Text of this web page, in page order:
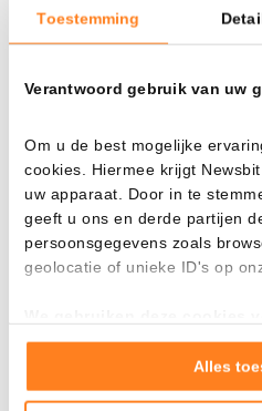
Toestemming
Verantwoord gebruik van uw
Om u de best mogelijke
cookies. Hiermee krijgt
uw apparaat. Door in te
geeft u ons en derde partijen
persoonsgegevens zoals
geolocatie of unieke ID's op
Goed laten functioneren
Verzamelen van
Tonen en meten van
Alles
Hyperliquid (HYPE), la
Los mayores perdedores
Hoy, los daños han sido
mayores perdedores del top
Criptomoneda
-
Pump.fun (PUMP)